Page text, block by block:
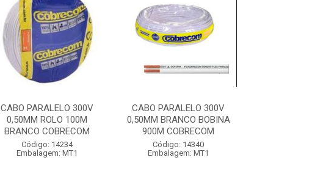
CABO PARALELO 300V
0,50MM ROLO 100M
BRANCO COBRECOM
Código: 14234
Embalagem: MT1
CABO PARALELO 300V
0,50MM BRANCO BOBINA
900M COBRECOM
Código: 14340
Embalagem: MT1